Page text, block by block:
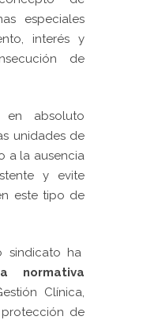
especiales
interés y
de
en absoluto
unidades de
a la ausencia
y evite
este tipo de
sindicato ha
normativa
Clínica,
de